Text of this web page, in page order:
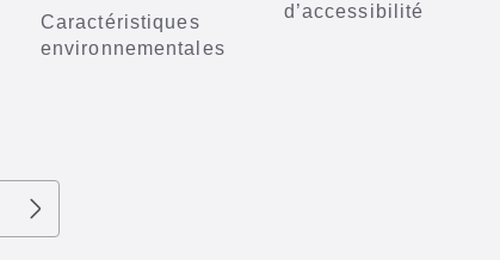
Caractéristiques
environnementales
d’accessibilité